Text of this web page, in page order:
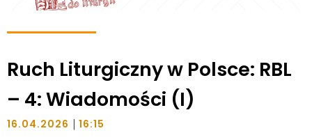
Ruch Liturgiczny w Polsce: RBL
– 4: Wiadomości (I)
16.04.2026 | 16:15